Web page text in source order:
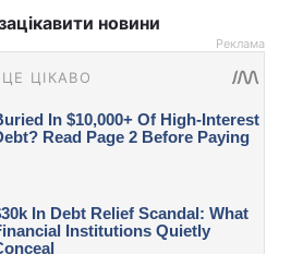
новини
Реклама